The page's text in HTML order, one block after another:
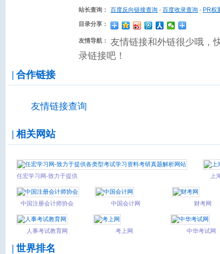
站长查询： 百度反向链接查询 - 百度收录查询 - PR权
目录分享：
友情导航：
友情链接和外链很少哦，
录链接吧！
| 合作链接
友情链接查询
| 相关网站
任宏学习网-致力于提供
研真题解析网站
上
中国注册会计师协会 中国会计网 财考网
人事考试教育网 考上网 中华考试网
| 世界排名